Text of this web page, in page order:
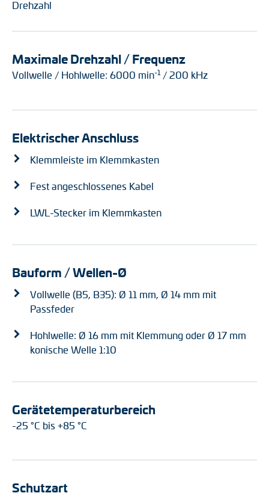
Drehzahl
Maximale Drehzahl / Frequenz
Vollwelle / Hohlwelle: 6000 min-1/ 200 kHz
Elektrischer Anschluss
Klemmleiste im Klemmkasten
Fest angeschlossenes Kabel
LWL-Stecker im Klemmkasten
Bauform / Wellen-Ø
Vollwelle (B5, B35): Ø 11 mm, Ø 14 mm mit
Passfeder
Hohlwelle: Ø 16 mm mit Klemmung oder Ø 17 mm
konische Welle 1:10
Gerätetemperaturbereich
-25 °C bis +85 °C
Schutzart